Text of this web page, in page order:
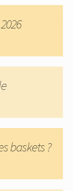
baskets ?